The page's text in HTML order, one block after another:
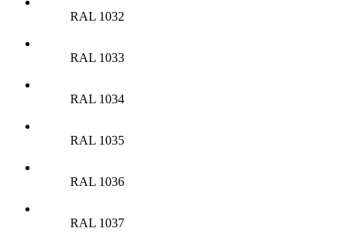
RAL 1032
RAL 1033
RAL 1034
RAL 1035
RAL 1036
RAL 1037